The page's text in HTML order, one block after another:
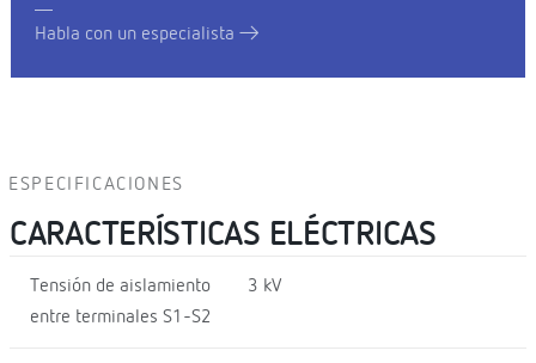
Habla con un especialista
ESPECIFICACIONES
CARACTERÍSTICAS ELÉCTRICAS
Tensión de aislamiento
entre terminales S1-S2
3 kV